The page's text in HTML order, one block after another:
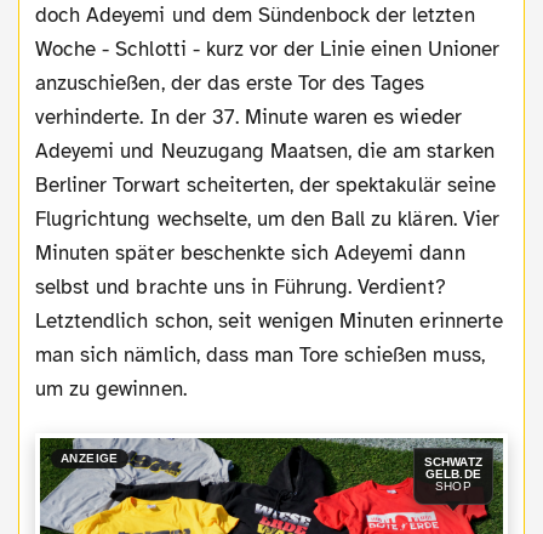
doch Adeyemi und dem Sündenbock der letzten
Woche - Schlotti - kurz vor der Linie einen Unioner
anzuschießen, der das erste Tor des Tages
verhinderte. In der 37. Minute waren es wieder
Adeyemi und Neuzugang Maatsen, die am starken
Berliner Torwart scheiterten, der spektakulär seine
Flugrichtung wechselte, um den Ball zu klären. Vier
Minuten später beschenkte sich Adeyemi dann
selbst und brachte uns in Führung. Verdient?
Letztendlich schon, seit wenigen Minuten erinnerte
man sich nämlich, dass man Tore schießen muss,
um zu gewinnen.
ANZEIGE
SCHWATZ
GELB.DE
SHOP